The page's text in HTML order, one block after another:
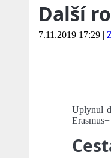
Další
7.11.2019 17:29 |
Uplynul